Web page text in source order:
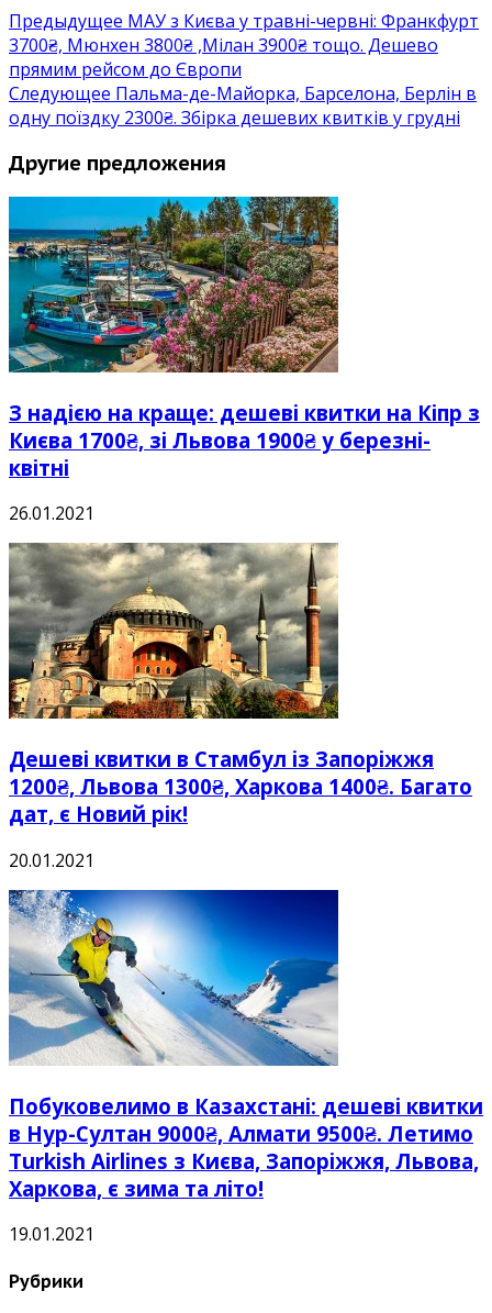
Предыдущее МАУ з Києва у травні-червні: Франкфурт
3700₴, Мюнхен 3800₴ ,Мілан 3900₴ тощо. Дешево
прямим рейсом до Європи
Следующее Пальма-де-Майорка, Барселона, Берлін в
одну поїздку 2300₴. Збірка дешевих квитків у грудні
Другие предложения
З надією на краще: дешеві квитки на Кіпр з
Києва 1700₴, зі Львова 1900₴ у березні-
квітні
26.01.2021
Дешеві квитки в Стамбул із Запоріжжя
1200₴, Львова 1300₴, Харкова 1400₴. Багато
дат, є Новий рік!
20.01.2021
Побуковелимо в Казахстані: дешеві квитки
в Нур-Султан 9000₴, Алмати 9500₴. Летимо
Turkish Airlines з Києва, Запоріжжя, Львова,
Харкова, є зима та літо!
19.01.2021
Рубрики